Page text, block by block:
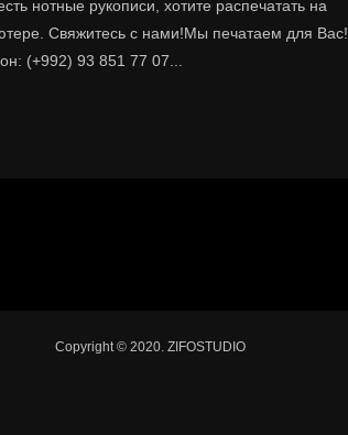
нотные рукописи, хотите распечатать на
Свяжитесь с нами!Мы печатаем для Вас!
(+992) 93 851 77 07...
Copyright © 2020. ZIFOSTUDIO